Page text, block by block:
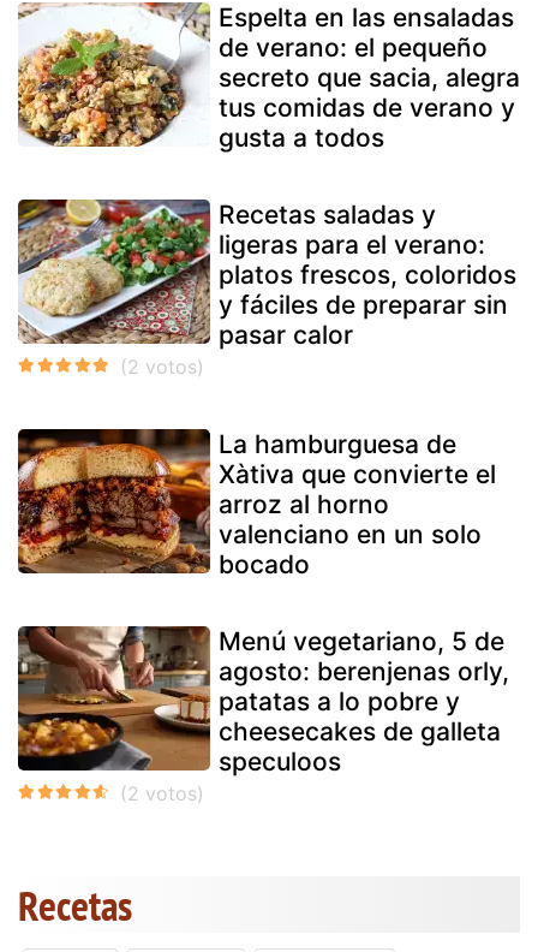
Espelta en las ensaladas
de verano: el pequeño
secreto que sacia, alegra
tus comidas de verano y
gusta a todos
Recetas saladas y
ligeras para el verano:
platos frescos, coloridos
y fáciles de preparar sin
pasar calor
La hamburguesa de
Xàtiva que convierte el
arroz al horno
valenciano en un solo
bocado
Menú vegetariano, 5 de
agosto: berenjenas orly,
patatas a lo pobre y
cheesecakes de galleta
speculoos
Recetas